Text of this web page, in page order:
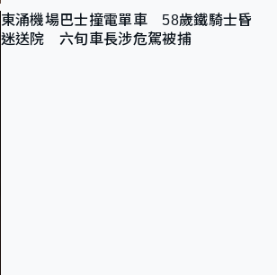
東涌機場巴士撞電單車 58歲鐵騎士昏
迷送院 六旬車長涉危駕被捕